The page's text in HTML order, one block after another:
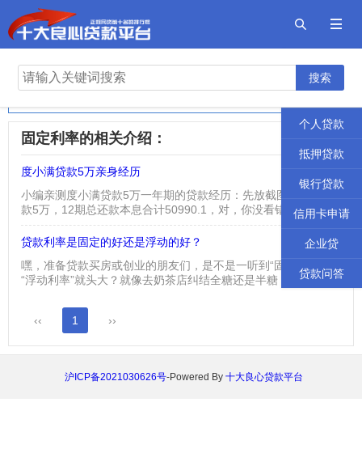


首页
贷款攻略
个人贷款
抵押贷款
银行贷款
信用卡申请
企业贷
贷款问答
搜索
2026年十大良心贷款平台
正规网贷前十名的排行榜
固定利率的相关介绍：
度小满贷款5万亲身经历
小编亲测度小满贷款5万一年期的贷款经历：先放截图吧： 总借
款5万，12期总还款本息合计50990.1，对，你没看错，就是本
息加起来一共50990.1，相当于利息一共是990.1元。 在网上看
到有人说被坑了，利息高之类的话，小编在此要说一下了，在你
借出来之前，也就是在你贷款提现之前，这个还款计划表会出来
的，每个人的利息是不一样的，如果高了完全可以选...
2026-01-18
贷款利率是固定的好还是浮动的好？
嘿，准备贷款买房或创业的朋友们，是不是一听到“固定利率”和
“浮动利率”就头大？就像去奶茶店纠结全糖还是半糖，选对了甜
“利率兄弟”到底咋选，看完保准你心里亮堂堂~一、先搞懂：俩兄
弟到底啥区别？说白了，固定利率就是“一根筋”——签合同那会
行利率上天入地，你自岿然不动。而浮动利率呢...
‹‹ 1 ››
沪ICP备2021030626号-Powered By 十大良心贷款平台